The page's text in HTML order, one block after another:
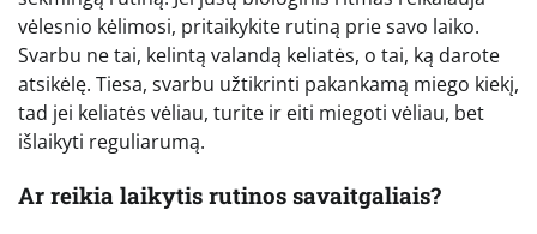
vėlesnio kėlimosi, pritaikykite rutiną prie savo laiko.
Svarbu ne tai, kelintą valandą keliatės, o tai, ką darote
atsikėlę. Tiesa, svarbu užtikrinti pakankamą miego kiekį,
tad jei keliatės vėliau, turite ir eiti miegoti vėliau, bet
išlaikyti reguliarumą.
Ar reikia laikytis rutinos savaitgaliais?